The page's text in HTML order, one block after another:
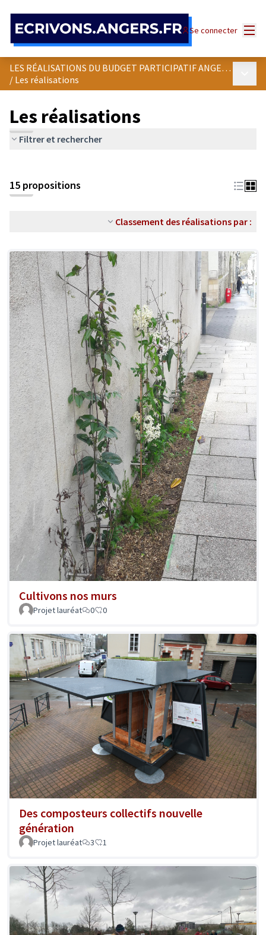
Se connecter
LES RÉALISATIONS DU BUDGET PARTICIPATIF ANGEVIN
/ Les réalisations
Les réalisations
Filtrer et rechercher
15 propositions
Classement des réalisations par :
Cultivons nos murs
Projet lauréat 0 0
Des composteurs collectifs nouvelle
génération
Projet lauréat 3 1